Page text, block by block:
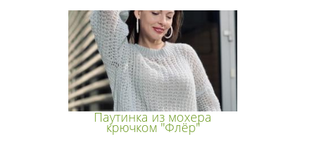
Паутинка из мохера
крючком "Флёр"